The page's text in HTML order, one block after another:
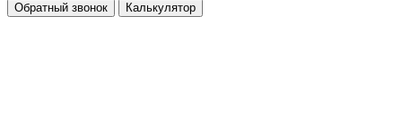
Обратный звонок Калькулятор